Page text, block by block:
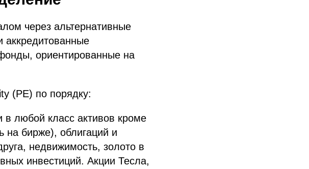
через альтернативные
аккредитованные
ориентированные на
(PE) по порядку:
в любой класс активов кроме
на бирже), облигаций и
недвижимость, золото в
инвестиций. Акции Тесла,